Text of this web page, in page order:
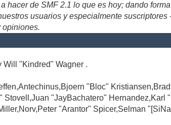
de SMF 2.1 lo que es hoy; dando
usuarios y especialmente
opiniones.
"Kindred" Wagner .
"Bloc"
"JayBachatero"
"Arantor" Spicer,Selman